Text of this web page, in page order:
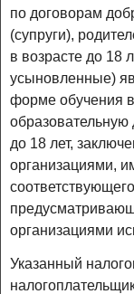
по договорам
(супруги),
в возрасте до 18
усыновленные)
форме обучения
образовательную
до 18 лет,
организациями,
организациями
Указанный